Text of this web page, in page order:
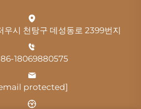
우시 천탕구 데성동로 2399번지
18069880575
protected]